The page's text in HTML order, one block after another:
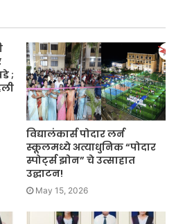
;
विद्यालंकार्स पोदार लर्न
स्कूलमध्ये अत्याधुनिक “पोदार
स्पोर्ट्स झोन” चे उत्साहात
उद्घाटन!
May 15, 2026